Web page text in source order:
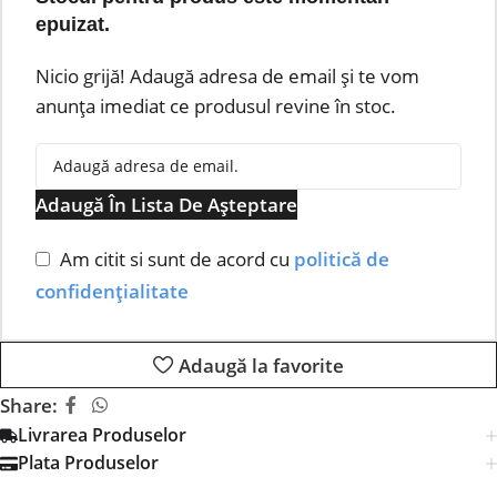
epuizat.
Nicio grijă! Adaugă adresa de email și te vom
anunța imediat ce produsul revine în stoc.
Adaugă În Lista De Așteptare
Am citit si sunt de acord cu politică de
confidențialitate
Adaugă la favorite
Share:
Livrarea Produselor
Plata Produselor